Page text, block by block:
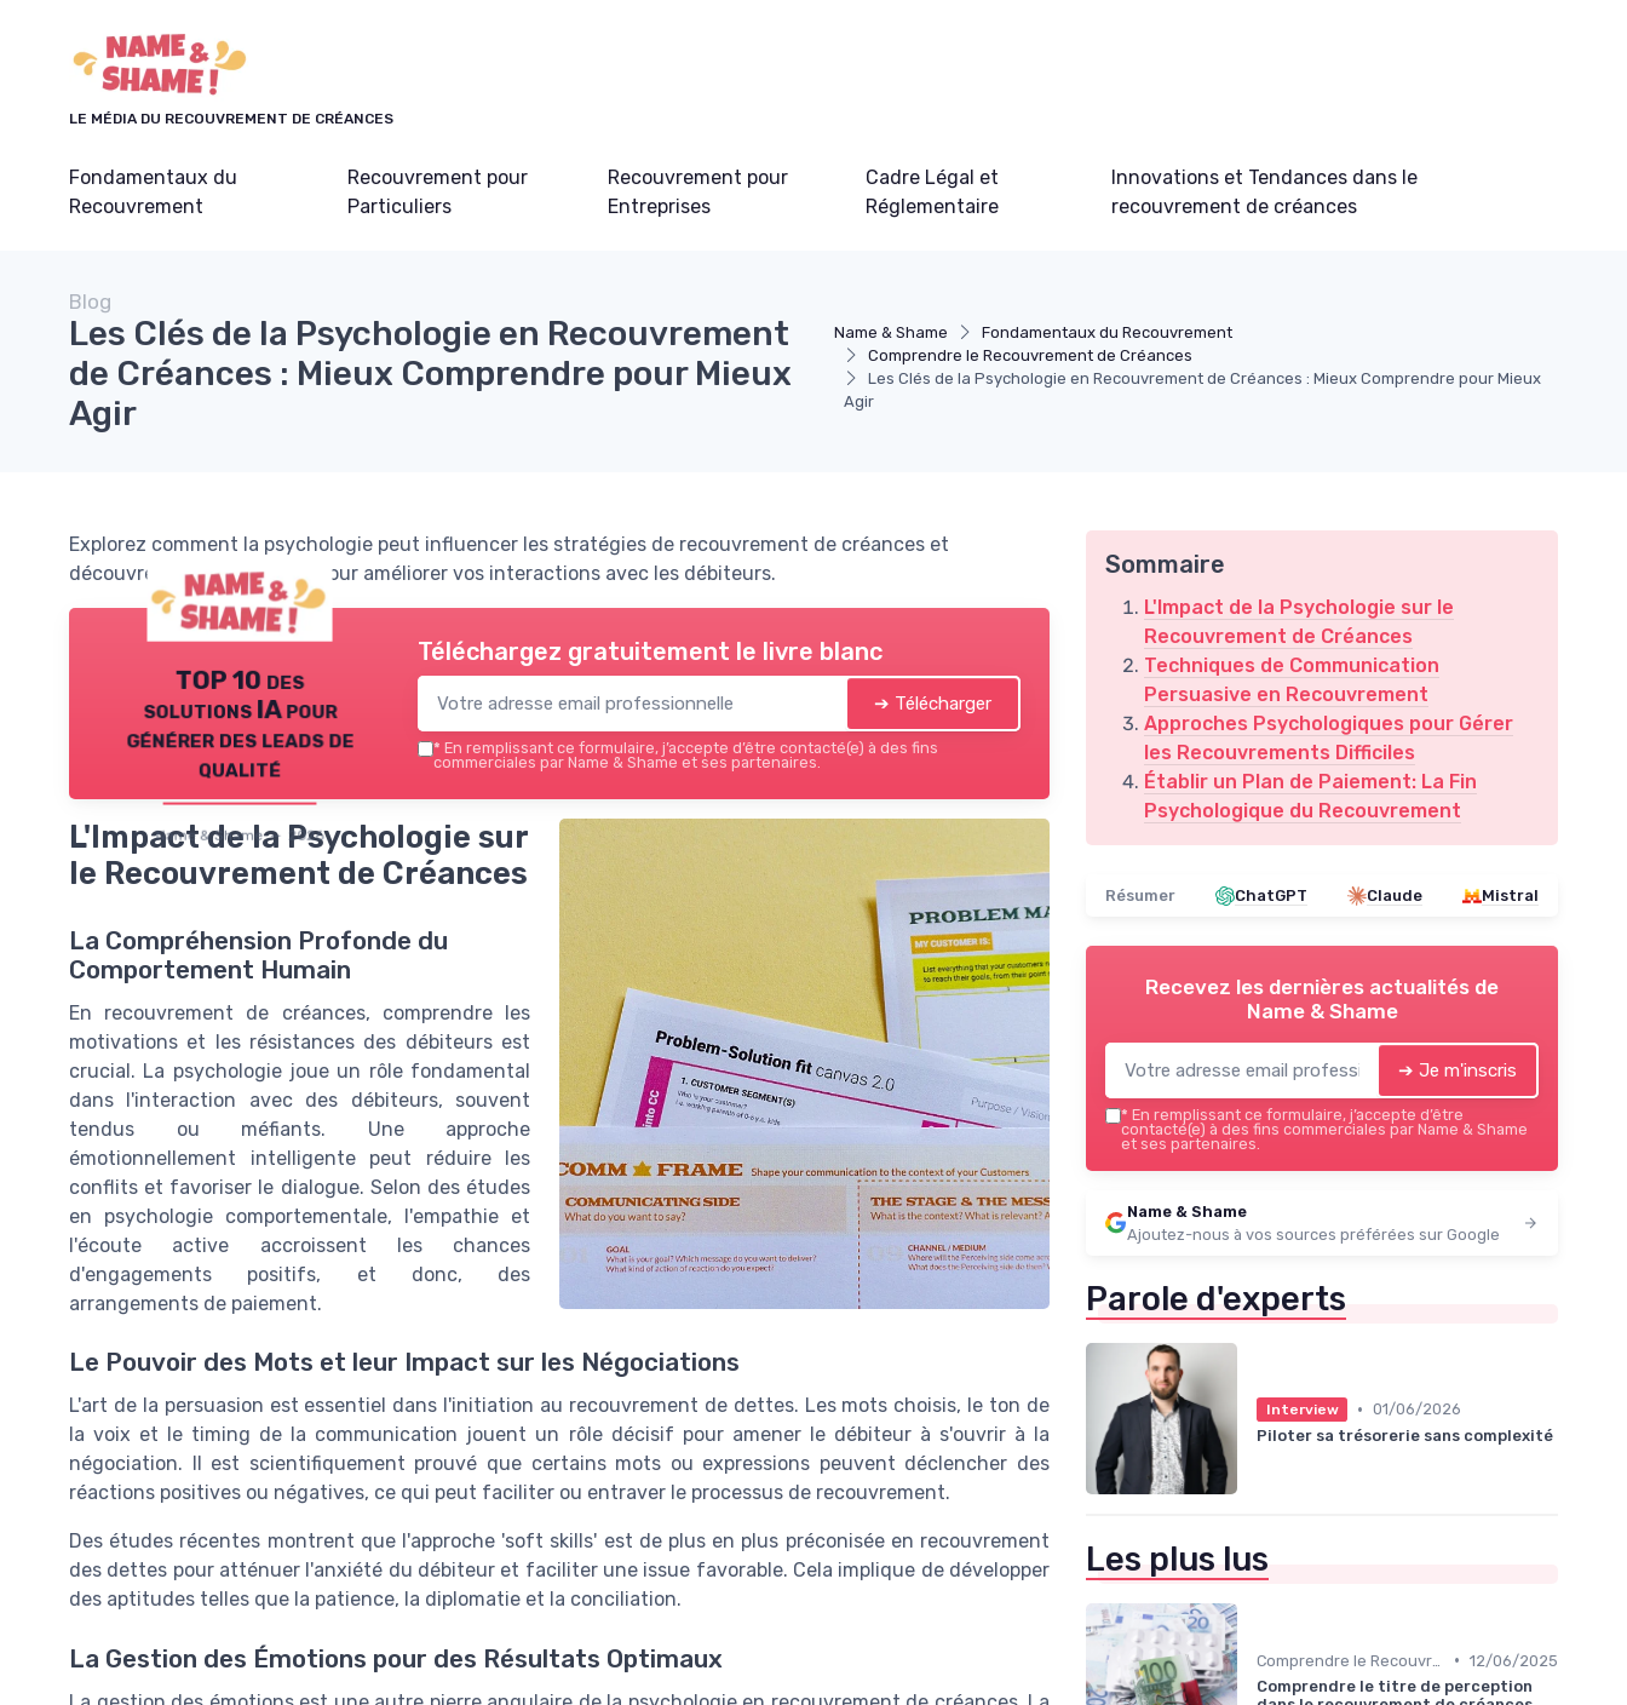
LE MÉDIA DU RECOUVREMENT DE CRÉANCES
Fondamentaux du
Recouvrement
Recouvrement pour
Particuliers
Recouvrement pour
Entreprises
Cadre Légal et
Réglementaire
Innovations et Tendances dans le
recouvrement de créances
Name & Shame
Fondamentaux du Recouvrement
Comprendre le Recouvrement de Créances
Les Clés de la Psychologie en Recouvrement de Créances : Mieux Comprendre pour Mieux
Agir
Blog
Les Clés de la Psychologie en Recouvrement
de Créances : Mieux Comprendre pour Mieux
Agir
Explorez comment la psychologie peut influencer les stratégies de recouvrement de créances et
découvrez des techniques pour améliorer vos interactions avec les débiteurs.
TOP 10 des
solutions IA pour
générer des leads de
qualité
Name & Shame — 2026
Téléchargez gratuitement le livre blanc
➔ Télécharger
* En remplissant ce formulaire, j’accepte d’être contacté(e) à des fins
commerciales par Name & Shame et ses partenaires.
L'Impact de la Psychologie sur
le Recouvrement de Créances
La Compréhension Profonde du
Comportement Humain
En recouvrement de créances, comprendre les
motivations et les résistances des débiteurs est
crucial. La psychologie joue un rôle fondamental
dans l'interaction avec des débiteurs, souvent
tendus ou méfiants. Une approche
émotionnellement intelligente peut réduire les
conflits et favoriser le dialogue. Selon des études
en psychologie comportementale, l'empathie et
l'écoute active accroissent les chances
d'engagements positifs, et donc, des
arrangements de paiement.
Le Pouvoir des Mots et leur Impact sur les Négociations
L'art de la persuasion est essentiel dans l'initiation au recouvrement de dettes. Les mots choisis, le ton de
la voix et le timing de la communication jouent un rôle décisif pour amener le débiteur à s'ouvrir à la
négociation. Il est scientifiquement prouvé que certains mots ou expressions peuvent déclencher des
réactions positives ou négatives, ce qui peut faciliter ou entraver le processus de recouvrement.
Des études récentes montrent que l'approche 'soft skills' est de plus en plus préconisée en recouvrement
des dettes pour atténuer l'anxiété du débiteur et faciliter une issue favorable. Cela implique de développer
des aptitudes telles que la patience, la diplomatie et la conciliation.
La Gestion des Émotions pour des Résultats Optimaux
Sommaire
L'Impact de la Psychologie sur le
Recouvrement de Créances
Techniques de Communication
Persuasive en Recouvrement
Approches Psychologiques pour Gérer
les Recouvrements Difficiles
Établir un Plan de Paiement: La Fin
Psychologique du Recouvrement
Résumer ChatGPT Claude Mistral
Recevez les dernières actualités de
Name & Shame
➔ Je m'inscris
* En remplissant ce formulaire, j’accepte d’être
contacté(e) à des fins commerciales par Name & Shame
et ses partenaires.
Name & Shame
Ajoutez-nous à vos sources préférées sur Google
Parole d'experts
Interview • 01/06/2026
Piloter sa trésorerie sans complexité
Les plus lus
• 12/06/2025
Comprendre le titre de perception